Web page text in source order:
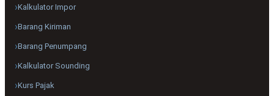
Kalkulator Impor
Barang Kiriman
Barang Penumpang
Kalkulator Sounding
Kurs Pajak